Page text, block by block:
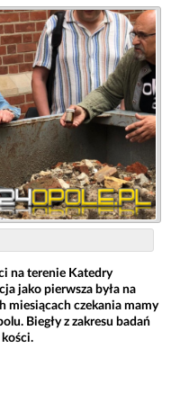
na terenie Katedry
jako pierwsza była na
miesiącach czekania mamy
Biegły z zakresu badań